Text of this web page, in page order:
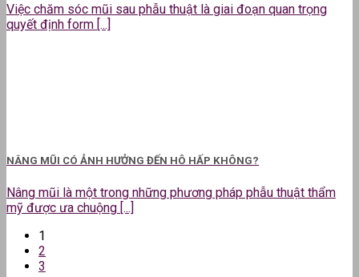
Việc chăm sóc mũi sau phẫu thuật là giai đoạn quan trọng
quyết định form [...]
NÂNG MŨI CÓ ẢNH HƯỞNG ĐẾN HÔ HẤP KHÔNG?
Nâng mũi là một trong những phương pháp phẫu thuật thẩm
mỹ được ưa chuộng [...]
1
2
3